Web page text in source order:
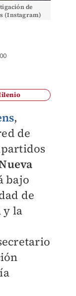
de
(Instagram)
,
de
bajo
de
y la